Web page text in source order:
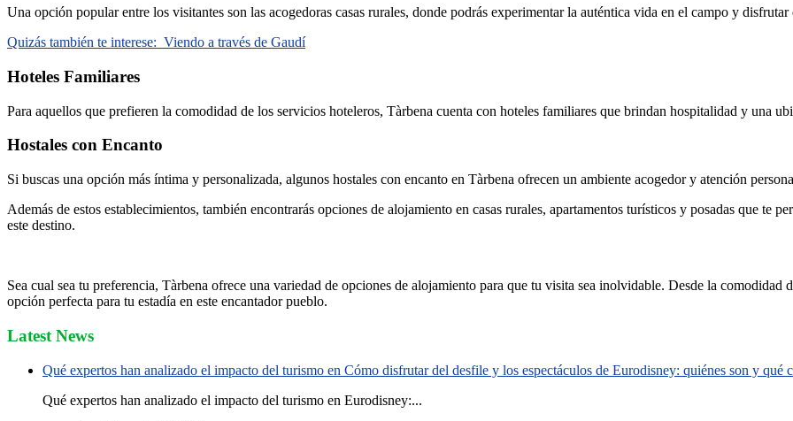
Una opción popular entre los visitantes son las acogedoras casas rurales, donde podrás experimentar la auténtica vida en el campo y
Quizás también te interese: Viendo a través de Gaudí
Hoteles Familiares
Para aquellos que prefieren la comodidad de los servicios hoteleros, Tàrbena cuenta con hoteles familiares que brindan hospitalidad y una
Hostales con Encanto
Si buscas una opción más íntima y personalizada, algunos hostales con encanto en Tàrbena ofrecen un ambiente acogedor y atención
Además de estos establecimientos, también encontrarás opciones de alojamiento en casas rurales, apartamentos turísticos y posadas que te
este destino.
Sea cual sea tu preferencia, Tàrbena ofrece una variedad de opciones de alojamiento para que tu visita sea inolvidable. Desde la comodidad
opción perfecta para tu estadía en este encantador pueblo.
Latest News
Qué expertos han analizado el impacto del turismo en Cómo disfrutar del desfile y los espectáculos de Eurodisney: quiénes son y qué
Qué expertos han analizado el impacto del turismo en Eurodisney:...